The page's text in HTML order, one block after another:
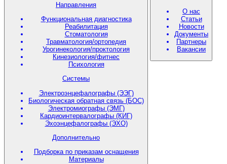
Направления
Функциональная диагностика
Реабилитация
Стоматология
Травматология/ортопедия
Урогинекология/проктология
Кинезиология/фитнес
Психология
Системы
Электроэнцефалографы (ЭЭГ)
Биологическая обратная связь (БОС)
Электромиографы (ЭМГ)
Кардиоинтервалографы (КИГ)
Эхоэнцефалографы (ЭХО)
Дополнительно
Подборка по приказам оснащения
Материалы
О нас
Статьи
Новости
Документы
Партнеры
Вакансии